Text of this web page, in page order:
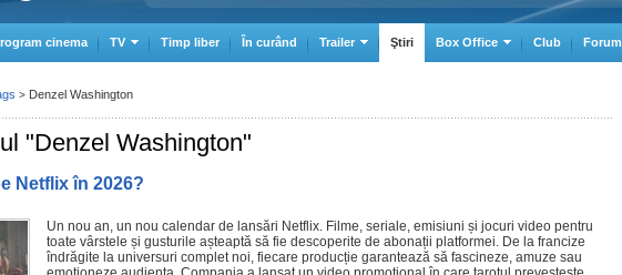
cinema TV Timp liber În curând Trailer Ştiri Box Office Club Forum
"Denzel Washington"
Netflix în 2026?
Un nou an, un nou calendar de lansări Netflix. Filme, seriale, emisiuni și jocuri video pentru
toate vârstele și gusturile așteaptă să fie descoperite de abonații platformei. De la francize
îndrăgite la universuri complet noi, fiecare producție garantează să fascineze, amuze sau
> Denzel Washington